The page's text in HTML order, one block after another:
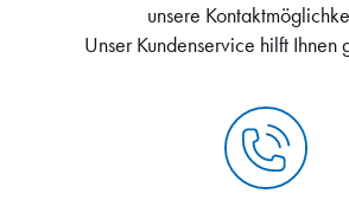
unsere
Unser Kundenservice hilft Ihnen